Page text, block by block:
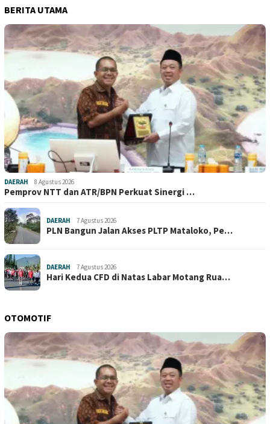
BERITA UTAMA
DAERAH 8 Agustus 2026
Pemprov NTT dan ATR/BPN Perkuat Sinergi …
DAERAH 7 Agustus 2026
PLN Bangun Jalan Akses PLTP Mataloko, Pe…
DAERAH 7 Agustus 2026
Hari Kedua CFD di Natas Labar Motang Rua…
OTOMOTIF